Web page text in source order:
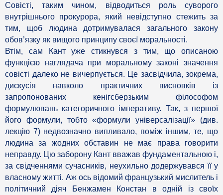
Совісті, таким чином, відводиться роль суворого
внутрішнього прокурора, який невідступно стежить за
тим, щоб людина дотримувалася загального закону
обов’язку як вищого принципу своєї моральності.
Втім, сам Кант уже стикнувся з тим, що описаною
функцією наглядача при моральному законі значення
совісті далеко не вичерпується. Це засвідчила, зокрема,
дискусія навколо практичних висновків із
запропонованих кенігсберзьким філософом
формулювань категоричного імперативу. Так, з першої
його формули, тобто «формули універсалізації» (див.
лекцію 7) недвозначно випливало, поміж іншим, те, що
людина за жодних обставин не має права говорити
неправду. Цю заборону Кант вважав фундаментальною і,
за свідченнями сучасників, неухильно додержувався її у
власному житті. Аж ось відомий французький мислитель і
політичний діяч Бенжамен Констан в одній із своїх